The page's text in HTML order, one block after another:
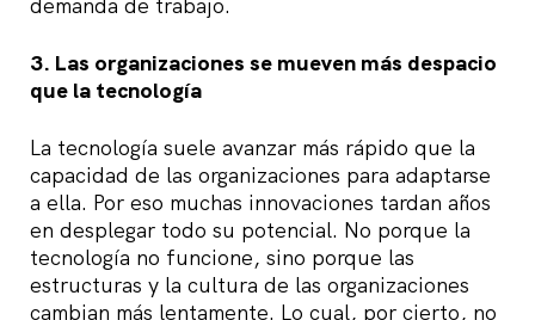
3. Las organizaciones se mueven más despacio
que la tecnología
La tecnología suele avanzar más rápido que la
capacidad de las organizaciones para adaptarse
a ella. Por eso muchas innovaciones tardan años
en desplegar todo su potencial. No porque la
tecnología no funcione, sino porque las
estructuras y la cultura de las organizaciones
cambian más lentamente. Lo cual, por cierto, no